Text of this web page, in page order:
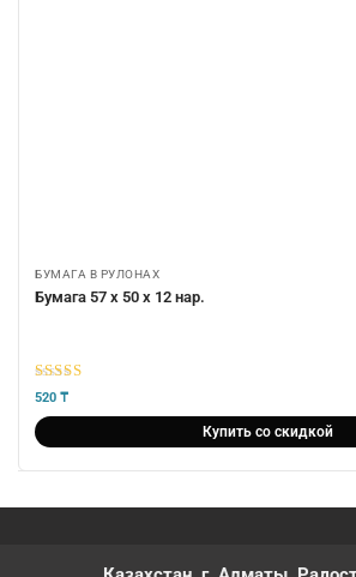
БУМАГА В РУЛОНАХ
Бумага 57 х 50 х 12 нар.
5из 5
520 ₸
Купить со скидкой